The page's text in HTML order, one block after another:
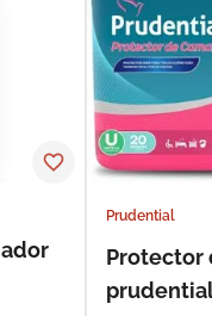
Prudential
Protector